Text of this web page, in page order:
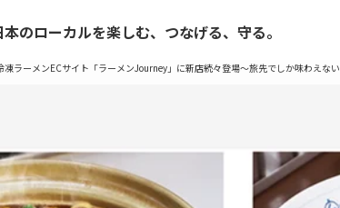
本のローカルを楽しむ、つなげる、守る。
凍ラーメンECサイト「ラーメンJourney」に新店続々登場～旅先でしか味わえない